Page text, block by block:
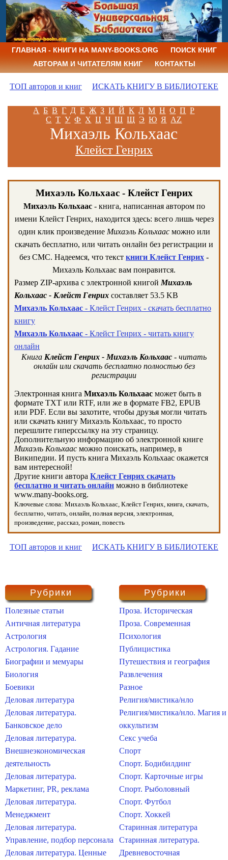
ГЛАВНАЯ - КНИГИ НА MANY-BOOKS.ORG
ПОИСК КНИГ
АВТОРАМ И ЧИТАТЕЛЯМ КНИГ
КОНТАКТЫ
ТОП авторов и книг ИСКАТЬ КНИГУ В БИБЛИОТЕКЕ
А Б В Г Д Е Ж З И Й К Л М Н О П Р
С Т У Ф Х Ц Ч Ш Щ Э Ю Я AZ
Михаэль Кольхаас
Клейст Генрих
Михаэль Кольхаас - Клейст Генрих
Михаэль Кольхаас- книга, написанная автором по
имени Клейст Генрих, находится здесь: всего лишь через
один клик произведение Михаэль Кольхаасможно или
скачать бесплатно, или читать онлайн без регистрации и
без СМС. Надеемся, что текст книги Клейст Генрих -
Михаэль Кольхаас вам понравится.
Размер ZIP-архива c электронной книгой Михаэль
Кольхаас - Клейст Генрих составляет 53.5 KB
Михаэль Кольхаас - Клейст Генрих - скачать бесплатно
книгу
Михаэль Кольхаас - Клейст Генрих - читать книгу
онлайн
Книга Клейст Генрих - Михаэль Кольхаас - читать
онлайн или скачать бесплатно полностью без
регистрации
Электронная книга Михаэль Кольхаас может быть в
формате TXT или RTF, или же в формате FB2, EPUB
или PDF. Если вы захотите, чтобы друзья могли читать
или скачать книгу Михаэль Кольхаас, то просто
перешлите гиперссылку на эту страницу.
Дополнительную информацию об электронной книге
Михаэль Кольхаас можно поискать, например, в
Википедии. И пусть книга Михаэль Кольхаас окажется
вам интересной!
Другие книги автора Клейст Генрих скачать
бесплатно и читать онлайн можно в библиотеке
www.many-books.org.
Ключевые слова: Михаэль Кольхаас, Клейст Генрих, книга, скачать,
бесплатно, читать, онлайн, полная версия, электронная,
произведение, рассказ, роман, повесть
ТОП авторов и книг ИСКАТЬ КНИГУ В БИБЛИОТЕКЕ
Рубрики
Полезные статьи
Античная литература
Астрология
Астрология. Гадание
Биографии и мемуары
Биология
Боевики
Деловая литература
Деловая литература.
Банковское дело
Деловая литература.
Внешнеэкономическая
деятельность
Деловая литература.
Маркетинг, PR, реклама
Деловая литература.
Менеджмент
Деловая литература.
Управление, подбор персонала
Деловая литература. Ценные
Рубрики
Проза. Историческая
Проза. Современная
Психология
Публицистика
Путешествия и география
Развлечения
Разное
Религия/мистика/нло
Религия/мистика/нло. Магия и
оккультизм
Секс учеба
Спорт
Спорт. Бодибилдинг
Спорт. Карточные игры
Спорт. Рыболовный
Спорт. Футбол
Спорт. Хоккей
Старинная литература
Старинная литература.
Древневосточная